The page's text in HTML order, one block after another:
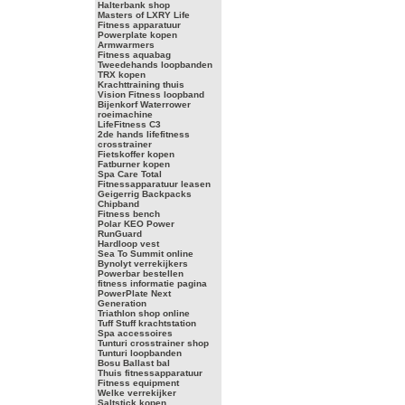
Halterbank shop
Masters of LXRY Life
Fitness apparatuur
Powerplate kopen
Armwarmers
Fitness aquabag
Tweedehands loopbanden
TRX kopen
Krachttraining thuis
Vision Fitness loopband
Bijenkorf Waterrower
roeimachine
LifeFitness C3
2de hands lifefitness
crosstrainer
Fietskoffer kopen
Fatburner kopen
Spa Care Total
Fitnessapparatuur leasen
Geigerrig Backpacks
Chipband
Fitness bench
Polar KEO Power
RunGuard
Hardloop vest
Sea To Summit online
Bynolyt verrekijkers
Powerbar bestellen
fitness informatie pagina
PowerPlate Next
Generation
Triathlon shop online
Tuff Stuff krachtstation
Spa accessoires
Tunturi crosstrainer shop
Tunturi loopbanden
Bosu Ballast bal
Thuis fitnessapparatuur
Fitness equipment
Welke verrekijker
Saltstick kopen